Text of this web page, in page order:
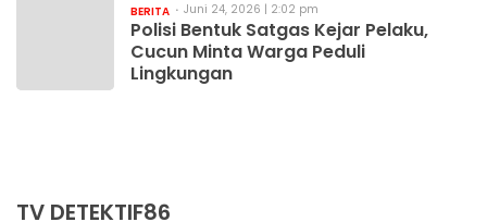
BERITA Juni 24, 2026 | 2:02 pm
Polisi Bentuk Satgas Kejar Pelaku,
Cucun Minta Warga Peduli
Lingkungan
TV DETEKTIF86